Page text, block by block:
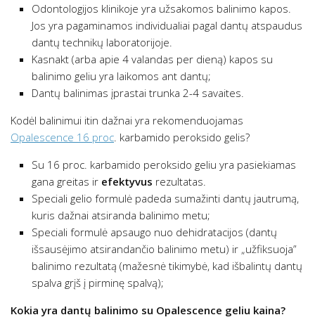
Odontologijos klinikoje yra užsakomos balinimo kapos.
Jos yra pagaminamos individualiai pagal dantų atspaudus
dantų technikų laboratorijoje.
Kasnakt (arba apie 4 valandas per dieną) kapos su
balinimo geliu yra laikomos ant dantų;
Dantų balinimas įprastai trunka 2-4 savaites.
Kodėl balinimui itin dažnai yra rekomenduojamas
Opalescence 16 proc . karbamido peroksido gelis?
Su 16 proc. karbamido peroksido geliu yra pasiekiamas
gana greitas ir efektyvus rezultatas.
Speciali gelio formulė padeda sumažinti dantų jautrumą,
kuris dažnai atsiranda balinimo metu;
Speciali formulė apsaugo nuo dehidratacijos (dantų
išsausėjimo atsirandančio balinimo metu) ir „užfiksuoja”
balinimo rezultatą (mažesnė tikimybė, kad išbalintų dantų
spalva grįš į pirminę spalvą);
Kokia yra dantų balinimo su Opalescence geliu kaina?